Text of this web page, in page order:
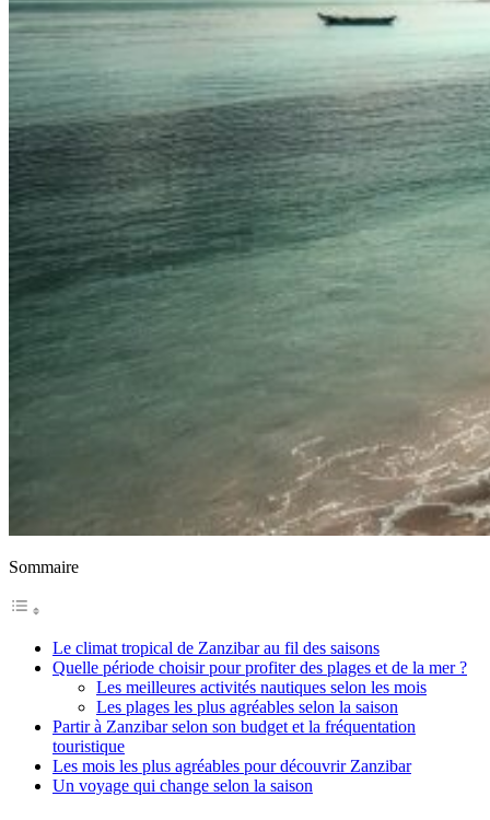
Sommaire
Le climat tropical de Zanzibar au fil des saisons
Quelle période choisir pour profiter des plages et de la mer ?
Les meilleures activités nautiques selon les mois
Les plages les plus agréables selon la saison
Partir à Zanzibar selon son budget et la fréquentation
touristique
Les mois les plus agréables pour découvrir Zanzibar
Un voyage qui change selon la saison